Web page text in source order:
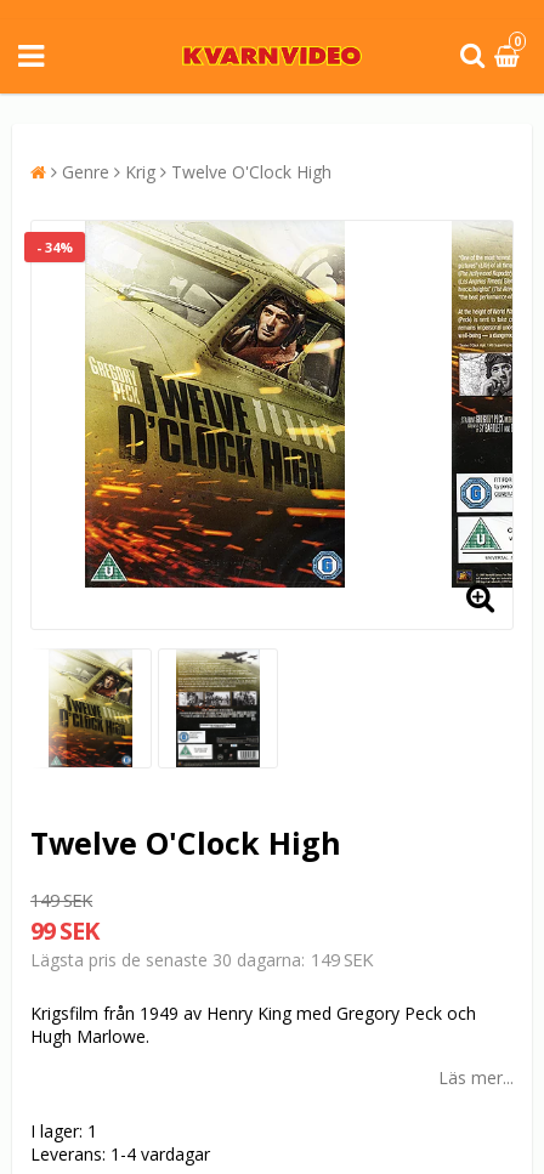
0
Genre Krig Twelve O'Clock High
- 34%
Twelve O'Clock High
149 SEK
99 SEK
Lägsta pris de senaste 30 dagarna 149 SEK
Krigsfilm från 1949 av Henry King med Gregory Peck och
Hugh Marlowe.
Läs mer...
I lager: 1
Leverans: 1-4 vardagar